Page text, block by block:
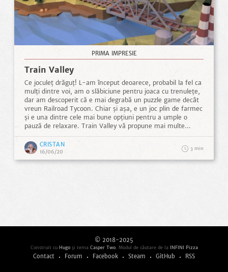
PRIMA IMPRESIE
Train Valley
Ce joculeț drăguț! L-am început deoarece, probabil la fel ca
mulți dintre voi, am o slăbiciune pentru joaca cu trenulețe,
dar am descoperit că e mai degrabă un puzzle game decât
vreun Railroad Tycoon. Chiar și așa, e un joc plin de farmec
și e una dintre cele mai bune opțiuni pentru a umple o
pauză de relaxare. Train Valley vă propune mai multe
reprezintă diferite regiuni ale lumii. În fiecare nivel — ce
ocupă în general un singur ecran — aveți mai multe
orășele pe care trebuie să le conectați cu șine de tren, pe
CRISTAN
16/06/20
3
© 2018-2025
Construit cu Hugoşi tema Casper Two. Modul de căutare de la INFINI Pizza
Contact Forum Facebook Steam GitHub RSS